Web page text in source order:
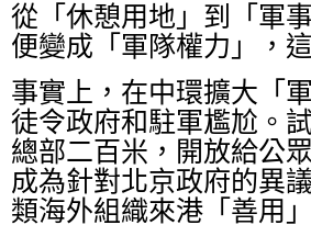
從「休憩用地」到「軍
便變成「軍隊權力」，
事實上，在中環擴大「
徒令政府和駐軍尷尬。
總部二百米，開放給公
成為針對北京政府的異
類海外組織來港「善用